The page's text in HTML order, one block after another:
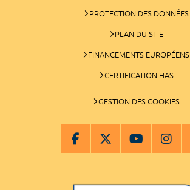
PROTECTION DES DONNÉES
PLAN DU SITE
FINANCEMENTS EUROPÉENS
CERTIFICATION HAS
GESTION DES COOKIES